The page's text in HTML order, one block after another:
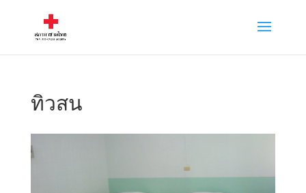
ทิวสน